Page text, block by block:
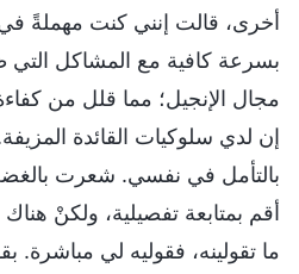
أخرى، قالت إنني كنت مهملةً في
بسرعة كافية مع المشاكل
مجال الإنجيل؛ مما قلل من
إن لدي سلوكيات القائدة
بالتأمل في نفسي. شعرت
أقم بمتابعة تفصيلية، ولكنْ
ما تقولينه، فقوليه لي